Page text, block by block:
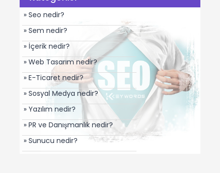
» Seo nedir?
» Sem nedir?
» İçerik nedir?
» Web Tasarım nedir?
» E-Ticaret nedir?
» Sosyal Medya nedir?
» Yazılım nedir?
» PR ve Danışmanlık nedir?
» Sunucu nedir?